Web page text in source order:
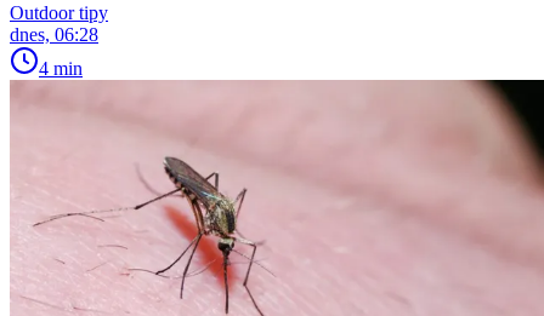
Outdoor tipy
dnes, 06:28
4 min